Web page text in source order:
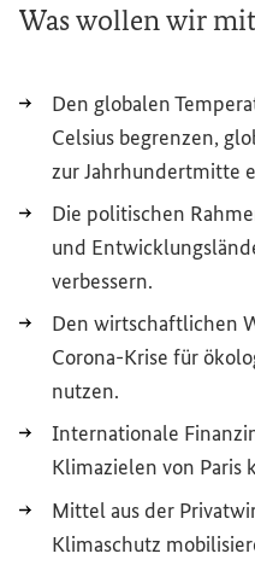
Waswollen wir mit
Den globalen
Celsius begrenzen,
zur Jahrhundertmitte
Die politischen
und
verbessern.
Den wirtschaftlichen
Corona-Krise für
nutzen.
Internationale
Klimazielen von Paris
Mittel aus der
Klimaschutz